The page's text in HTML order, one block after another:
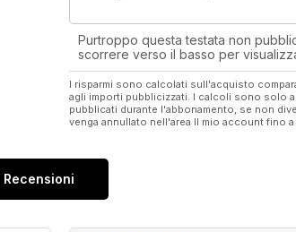
Purtroppo questa testata non
scorrere verso il basso per
I risparmi sono calcolati sull'acquisto
agli importi pubblicizzati. I calcoli sono solo
pubblicati durante l'abbonamento, se non
venga annullato nell'area Il mio account fino
Recensioni